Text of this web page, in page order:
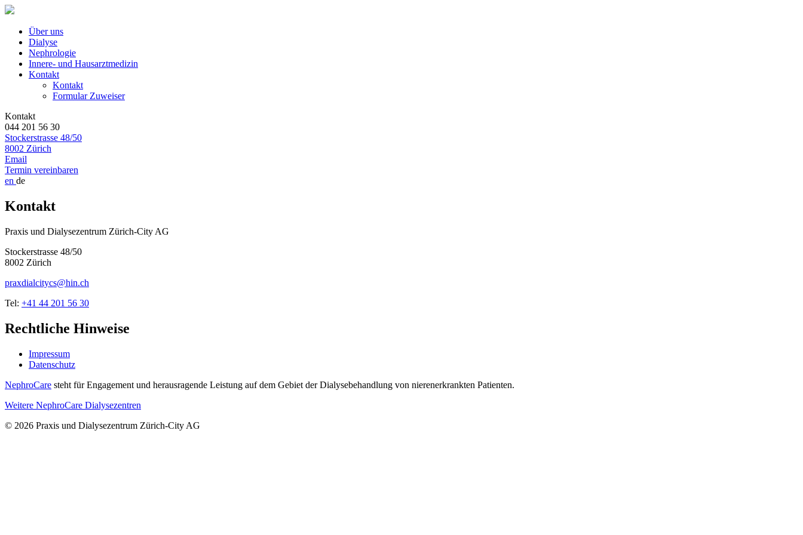
Über uns
Dialyse
Nephrologie
Innere- und Hausarztmedizin
Kontakt
Kontakt
Formular Zuweiser
Kontakt
044 201 56 30
Stockerstrasse 48/50
8002 Zürich
Email
Termin vereinbaren
en de
Kontakt
Praxis und Dialysezentrum Zürich-City AG
Stockerstrasse 48/50
8002 Zürich
praxdialcitycs@hin.ch
Tel: +41 44 201 56 30
Rechtliche Hinweise
Impressum
Datenschutz
NephroCare steht für Engagement und herausragende Leistung auf dem Gebiet der Dialysebehandlung von nierenerkrankten Patienten.
Weitere NephroCare Dialysezentren
© 2026 Praxis und Dialysezentrum Zürich-City AG